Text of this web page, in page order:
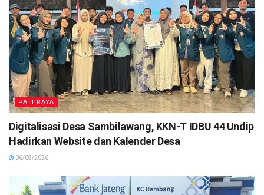
PATI RAYA
Digitalisasi Desa Sambilawang, KKN-T IDBU 44 Undip
Hadirkan Website dan Kalender Desa
06/08/2026